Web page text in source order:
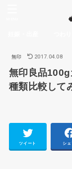
無印 2017.04.08
無印良品
種類比較して
ツイート シェ